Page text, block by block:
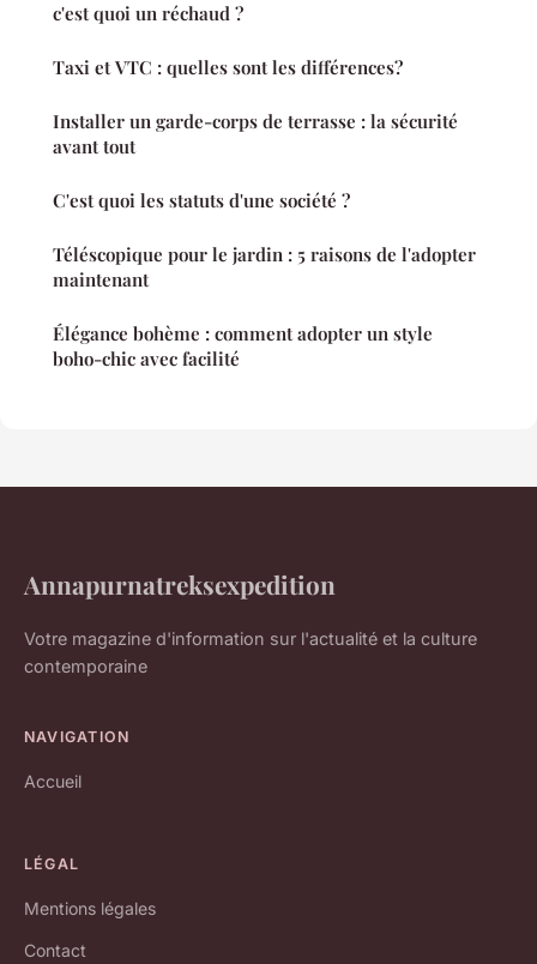
c'est quoi un réchaud ?
Taxi et VTC : quelles sont les différences?
Installer un garde-corps de terrasse : la sécurité
avant tout
C'est quoi les statuts d'une société ?
Téléscopique pour le jardin : 5 raisons de l'adopter
maintenant
Élégance bohème : comment adopter un style
boho-chic avec facilité
Annapurnatreksexpedition
Votre magazine d'information sur l'actualité et la culture
contemporaine
NAVIGATION
Accueil
LÉGAL
Mentions légales
Contact